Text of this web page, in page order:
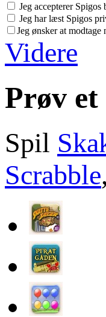
Jeg accepterer Spigos
Jeg har læst Spigos
Jeg ønsker at modtage
Videre
Prøv et
Spil
Scrabble,